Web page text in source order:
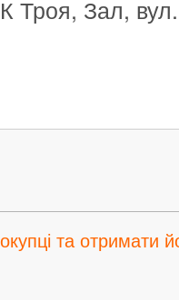
Троя, Зал,
та отримати